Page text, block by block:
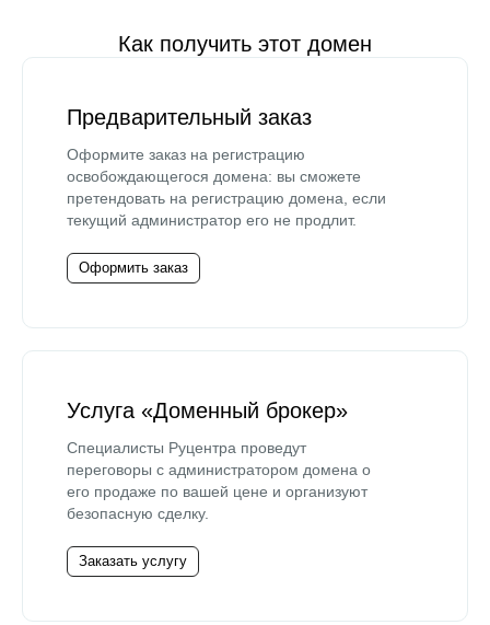
Как получить этот домен
Предварительный заказ
Оформите заказ на регистрацию
освобождающегося домена: вы сможете
претендовать на регистрацию домена, если
текущий администратор его не продлит.
Оформить заказ
Услуга «Доменный брокер»
Специалисты Руцентра проведут
переговоры с администратором домена о
его продаже по вашей цене и организуют
безопасную сделку.
Заказать услугу